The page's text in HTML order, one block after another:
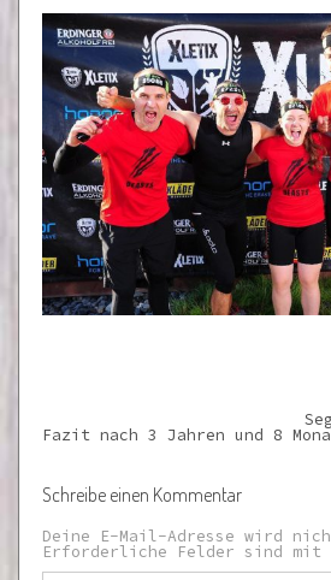
Fazit nach 3 Jahren und 8
Schreibe einen Kommentar
Deine E-Mail-Adresse wird
Erforderliche Felder sind mit